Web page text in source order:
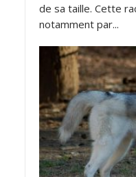
de sa taille. Cette
notamment par...